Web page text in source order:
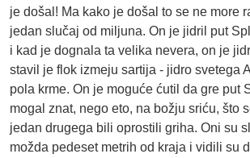
je došal! Ma kako je došal to se ne more
jedan slučaj od miljuna. On je jidril put
i kad je dognala ta velika nevera, on je
stavil je flok izmeju sartija - jidro svetega
pola krme. On je moguće ćutil da gre put
mogal znat, nego eto, na božju sriću, što
jedan drugega bili oprostili griha. Oni su
možda pedeset metrih od kraja i vidili su